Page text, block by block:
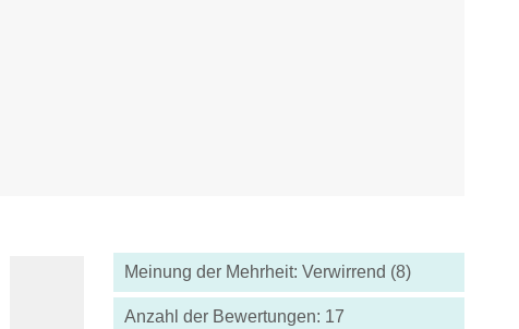
Meinung der Mehrheit: Verwirrend (8)
Anzahl der Bewertungen: 17